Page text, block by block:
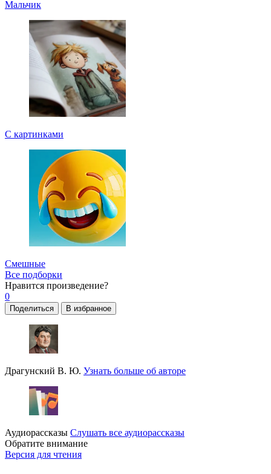
Мальчик
С картинками
Смешные
Все подборки
Нравится произведение?
0
Поделиться В избранное
Драгунский В. Ю. Узнать больше об авторе
Аудиорассказы Слушать все аудиорассказы
Обратите внимание
Версия для чтения